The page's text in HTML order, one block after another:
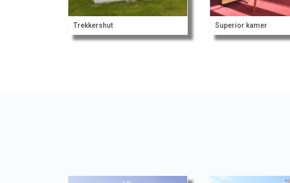
Trekkershut Superior kamer